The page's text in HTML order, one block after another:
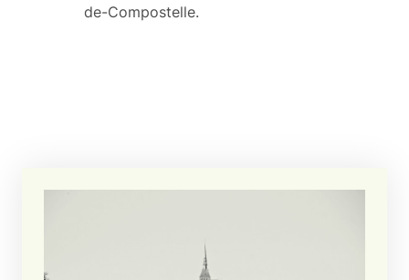
de-Compostelle.